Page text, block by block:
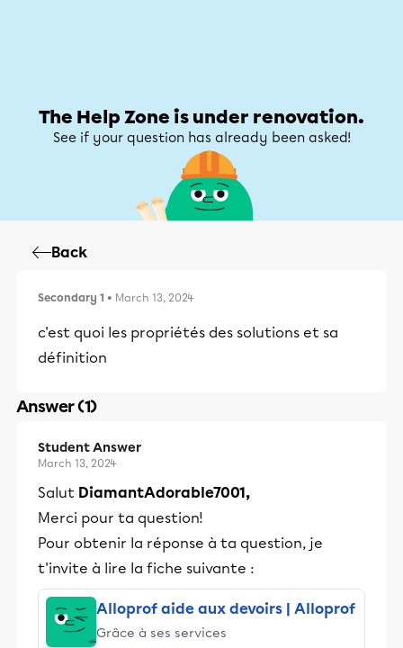
The Help Zone is under renovation.
See if your question has already been asked!
Back
Secondary 1 • March 13, 2024
c'est quoi les propriétés des solutions et sa
définition
Answer (1)
Student Answer
March 13, 2024
Salut DiamantAdorable7001,
Merci pour ta question!
Pour obtenir la réponse à ta question, je
t'invite à lire la fiche suivante :
Alloprof aide aux devoirs | Alloprof
Grâce à ses services